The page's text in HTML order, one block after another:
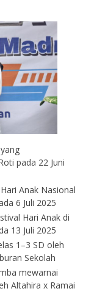
pada 22 Juni
Anak Nasional
6 Juli 2025
Hari Anak di
13 Juli 2025
1–3 SD oleh
Sekolah
mewarnai
Altahira x Ramai